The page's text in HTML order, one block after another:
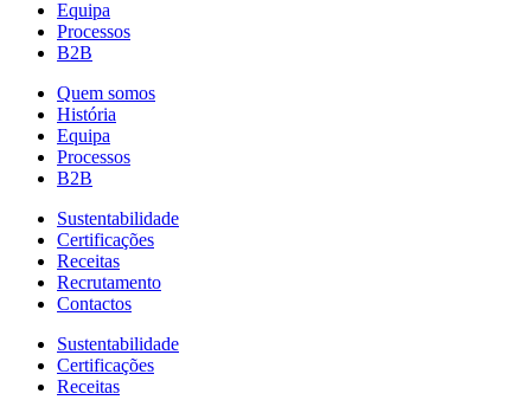
Equipa
Processos
B2B
Quem somos
História
Equipa
Processos
B2B
Sustentabilidade
Certificações
Receitas
Recrutamento
Contactos
Sustentabilidade
Certificações
Receitas